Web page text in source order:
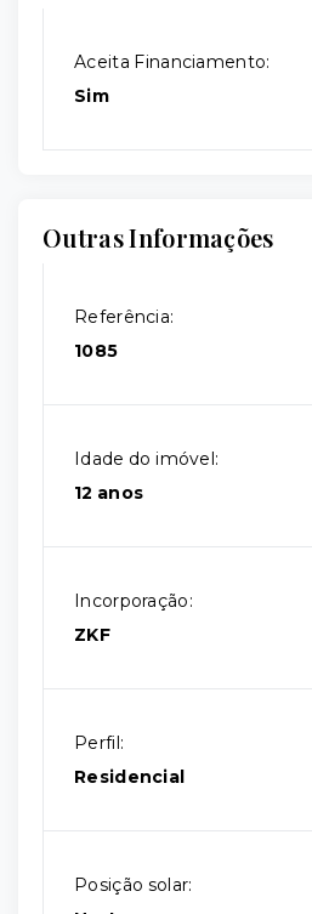
Aceita Financiamento:
Sim
Outras Informações
Referência:
1085
Idade do imóvel:
12 anos
Incorporação:
ZKF
Perfil:
Residencial
Posição solar: